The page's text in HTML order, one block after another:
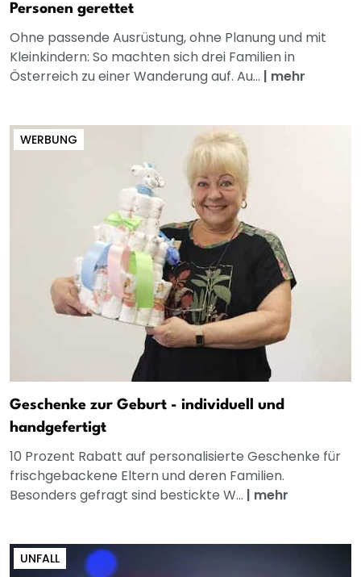
Personen gerettet
Ohne passende Ausrüstung, ohne Planung und mit
Kleinkindern: So machten sich drei Familien in
Österreich zu einer Wanderung auf. Au... | mehr
WERBUNG
Geschenke zur Geburt - individuell und
handgefertigt
10 Prozent Rabatt auf personalisierte Geschenke für
frischgebackene Eltern und deren Familien.
Besonders gefragt sind bestickte W... | mehr
UNFALL